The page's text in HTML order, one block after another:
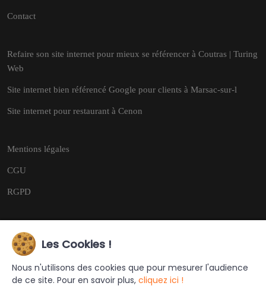
Contact
Refaire son site internet pour mieux se référencer à Coutras | Turing
Web
Site internet bien référencé Google pour clients à Marsac-sur-l
Site internet pour restaurant à Cenon
Mentions légales
CGU
RGPD
Copyright © 2026
Ce site a été créé et est géré par Turing Web
Les Cookies !
Nous n'utilisons des cookies que pour mesurer l'audience
de ce site. Pour en savoir plus, cliquez ici !